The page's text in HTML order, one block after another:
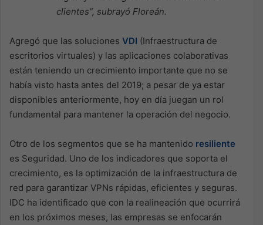
clientes”, subrayó Floreán.
Agregó que las soluciones VDI (Infraestructura de
escritorios virtuales) y las aplicaciones colaborativas
están teniendo un crecimiento importante que no se
había visto hasta antes del 2019; a pesar de ya estar
disponibles anteriormente, hoy en día juegan un rol
fundamental para mantener la operación del negocio.
Otro de los segmentos que se ha mantenido resiliente
es Seguridad. Uno de los indicadores que soporta el
crecimiento, es la optimización de la infraestructura de
red para garantizar VPNs rápidas, eficientes y seguras.
IDC ha identificado que con la realineación que ocurrirá
en los próximos meses, las empresas se enfocarán